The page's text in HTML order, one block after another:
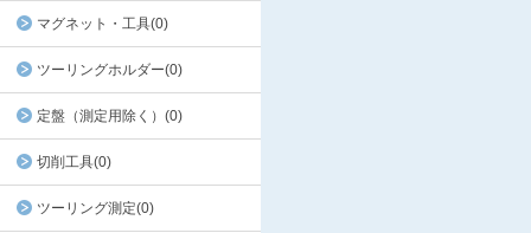
マグネット・工具(0)
ツーリングホルダー(0)
定盤（測定用除く）(0)
切削工具(0)
ツーリング測定(0)